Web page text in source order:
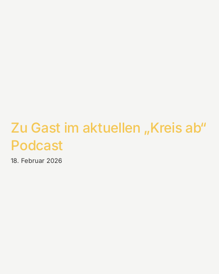
Zu Gast im aktuellen „Kreis ab“
Podcast
18. Februar 2026